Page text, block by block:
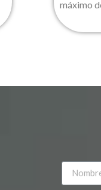
máximo